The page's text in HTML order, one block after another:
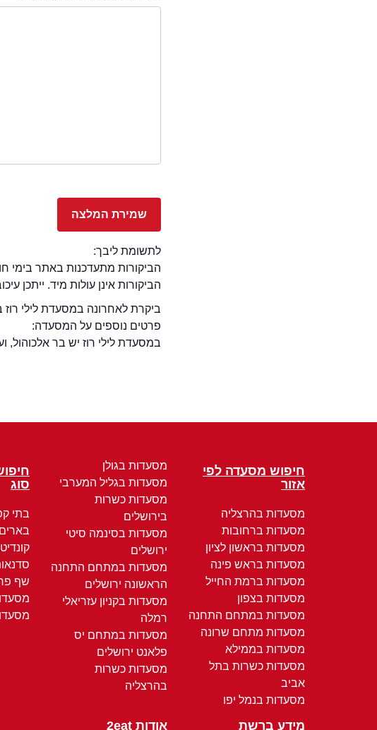
לתשומת ליבך:
הביקורות מתעדכנות באתר בימי חול בין
הביקורות אינן עולות מיד. ייתכן
ביקרת לאחרונה במסעדת לילי
פרטים נוספים על המסעדה:
במסעדת לילי רוז יש בר אלכוהול,
חיפוש מסעדה לפי
אזור
מסעדות בהרצליה
מסעדות ברחובות
מסעדות בראשון לציון
מסעדות בראש פינה
מסעדות ברמת החייל
מסעדות בצפון
מסעדות במתחם התחנה
מסעדות מתחם שרונה
מסעדות בממילא
מסעדות כשרות בתל
אביב
מסעדות בנמל יפו
מסעדות בגולן
מסעדות בגליל המערבי
מסעדות כשרות
בירושלים
מסעדות בסינמה סיטי
ירושלים
מסעדות במתחם התחנה
הראשונה ירושלים
מסעדות בקניון עזריאלי
רמלה
מסעדות במתחם יס
פלאנט ירושלים
מסעדות כשרות
בהרצליה
סוג
בתי
בארים
שף
מידע ברשת אודות 2eat